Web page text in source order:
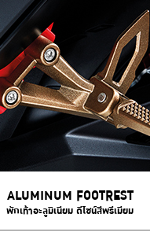
ALUMINUM FOOTREST
พักเท้าอะลูมิเนียม ดีไซน์สีพรีเมียม